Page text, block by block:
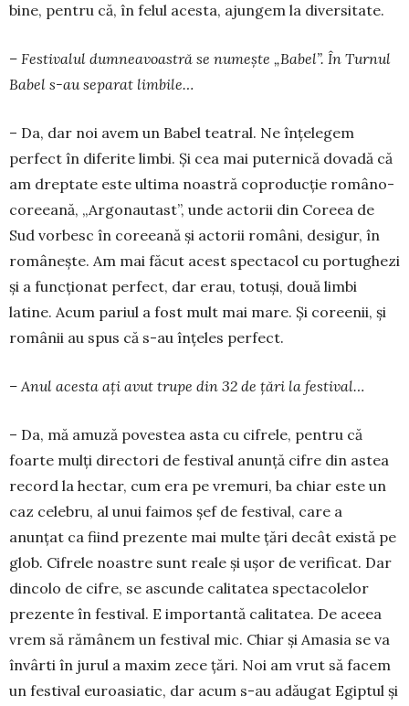
bine, pentru că, în felul acesta, ajungem la diversitate.
– Festivalul dum­nea­voastră se numește „Ba­bel”. În Turnul
Ba­bel s-au separat limbile…
– Da, dar noi avem un Babel teatral. Ne în­țe­legem
perfect în dife­rite limbi. Și cea mai puternică dovadă că
am dreptate este ultima noas­tră coproducție ro­mâ­no-
coreeană, „Argo­nau­tast”, unde actorii din Coreea de
Sud vor­besc în coreeană și ac­to­rii români, desigur, în
românește. Am mai fă­cut acest spectacol cu por­tughezi
și a funcțio­nat per­­fect, dar erau, to­tuși, do­uă limbi
latine. Acum pariul a fost mult mai ma­re. Și co­reenii, și
ro­mâ­nii au spus că s-au înțeles perfect.
– Anul acesta ați avut trupe din 32 de țări la festival…
– Da, mă amuză po­ves­tea asta cu ci­fre­le, pen­tru că
foarte mulți di­rectori de fes­tival anunță cifre din astea
record la hectar, cum era pe vre­muri, ba chiar este un
caz celebru, al unui fai­mos șef de festival, care a
anunțat ca fiind pre­zen­te mai multe țări de­cât există pe
glob. Cifrele noastre sunt reale și ușor de verificat. Dar
dincolo de cifre, se ascunde calitatea spectacolelor
prezente în festival. E importantă cali­ta­tea. De aceea
vrem să ră­mânem un festival mic. Chiar și Amasia se va
învârti în jurul a maxim zece țări. Noi am vrut să facem
un festival euroa­si­a­tic, dar acum s-au adăugat Egiptul și